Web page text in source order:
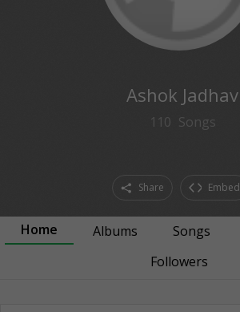
Ashok Jadhav
110 Songs
Share Embed
Home Albums Songs
Followers